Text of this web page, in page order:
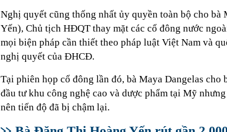
Nghị quyết cũng thống nhất ủy quyền toàn bộ cho bà
Yến), Chủ tịch HĐQT thay mặt các cổ đông nước
mọi biện pháp cần thiết theo pháp luật Việt Nam và
nghị quyết của ĐHCĐ.
Tại phiên họp cổ đông lần đó, bà Maya Dangelas cho
đầu tư khu công nghệ cao và dược phẩm tại Mỹ
nên tiến độ đã bị chậm lại.